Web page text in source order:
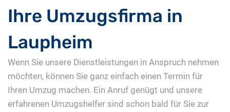
Ihre Umzugsfirma in
Laupheim
Wenn Sie unsere Dienstleistungen in Anspruch nehmen
möchten, können Sie ganz einfach einen Termin für
Ihren Umzug machen. Ein Anruf genügt und unsere
erfahrenen Umzugshelfer sind schon bald für Sie zur